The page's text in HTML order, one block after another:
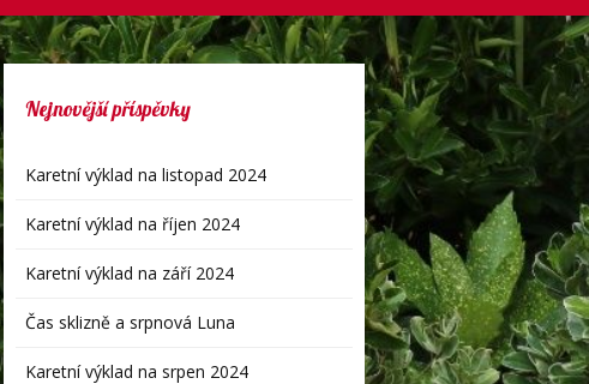
Nejnovější příspěvky
Karetní výklad na listopad 2024
Karetní výklad na říjen 2024
Karetní výklad na září 2024
Čas sklizně a srpnová Luna
Karetní výklad na srpen 2024